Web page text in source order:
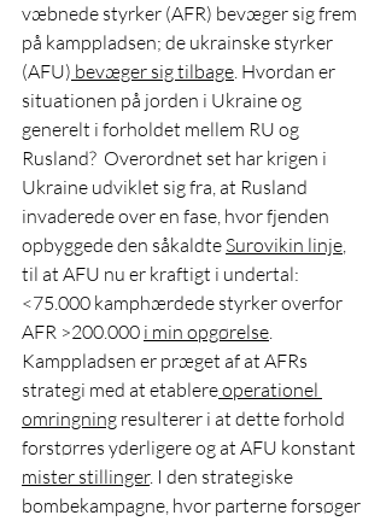
væbnede styrker (AFR) bevæger sig frem
på kamppladsen; de ukrainske styrker
(AFU) bevæger sig tilbage. Hvordan er
situationen på jorden i Ukraine og
generelt i forholdet mellem RU og
Rusland?  Overordnet set har krigen i
Ukraine udviklet sig fra, at Rusland
invaderede over en fase, hvor fjenden
opbyggede den såkaldte Surovikin linje,
til at AFU nu er kraftigt i undertal:
<75.000 kamphærdede styrker overfor
AFR >200.000 i min opgørelse.
Kamppladsen er præget af at AFRs
strategi med at etablere operationel
omringning resulterer i at dette forhold
forstørres yderligere og at AFU konstant
mister stillinger. I den strategiske
bombekampagne, hvor parterne forsøger